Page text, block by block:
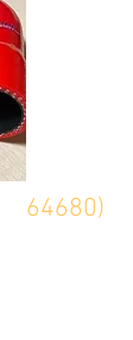
64680)